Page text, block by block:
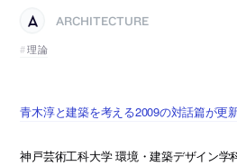
ARCHITECTURE
理論
青木淳と建築を考える2009の対話篇が更
神戸芸術工科大学 環境・建築デザイン